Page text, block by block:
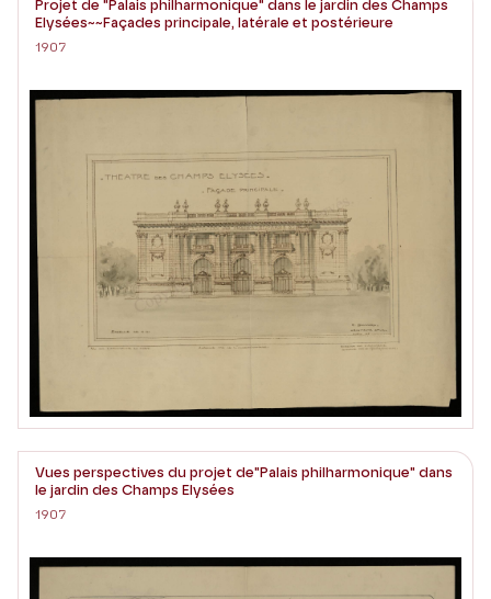
Projet de "Palais philharmonique" dans le jardin des Champs
Elysées~~Façades principale, latérale et postérieure
1907
Vues perspectives du projet de"Palais philharmonique" dans
le jardin des Champs Elysées
1907